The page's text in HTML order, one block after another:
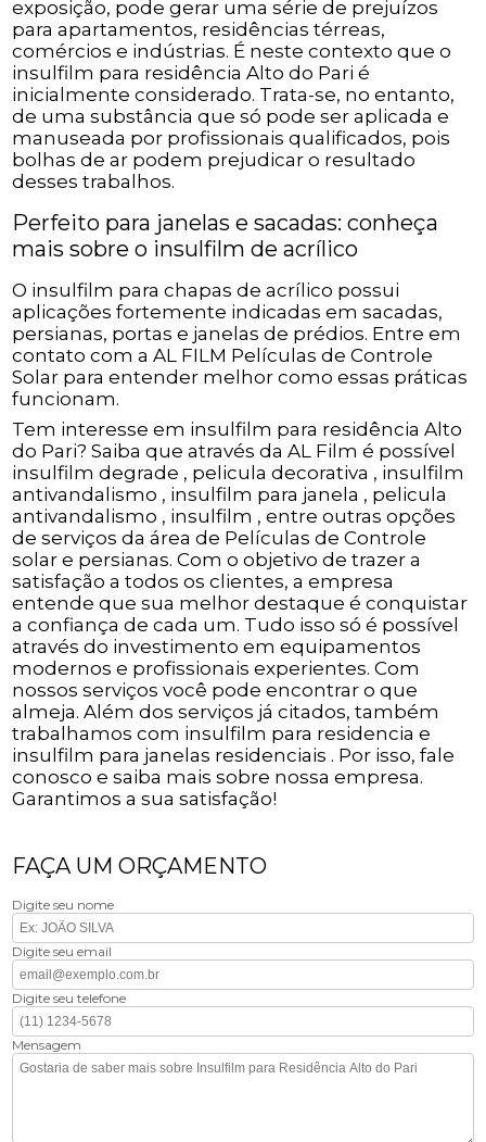
exposição, pode gerar uma série de prejuízos
para apartamentos, residências térreas,
comércios e indústrias. É neste contexto que o
insulfilm para residência Alto do Pari é
inicialmente considerado. Trata-se, no entanto,
de uma substância que só pode ser aplicada e
manuseada por profissionais qualificados, pois
bolhas de ar podem prejudicar o resultado
desses trabalhos.
Perfeito para janelas e sacadas: conheça
mais sobre o insulfilm de acrílico
O insulfilm para chapas de acrílico possui
aplicações fortemente indicadas em sacadas,
persianas, portas e janelas de prédios. Entre em
contato com a AL FILM Películas de Controle
Solar para entender melhor como essas práticas
funcionam.
Tem interesse em insulfilm para residência Alto
do Pari? Saiba que através da AL Film é possível
insulfilm degrade , pelicula decorativa , insulfilm
antivandalismo , insulfilm para janela , pelicula
antivandalismo , insulfilm , entre outras opções
de serviços da área de Películas de Controle
solar e persianas. Com o objetivo de trazer a
satisfação a todos os clientes, a empresa
entende que sua melhor destaque é conquistar
a confiança de cada um. Tudo isso só é possível
através do investimento em equipamentos
modernos e profissionais experientes. Com
nossos serviços você pode encontrar o que
almeja. Além dos serviços já citados, também
trabalhamos com insulfilm para residencia e
insulfilm para janelas residenciais . Por isso, fale
conosco e saiba mais sobre nossa empresa.
Garantimos a sua satisfação!
FAÇA UM ORÇAMENTO
Digite seu nome
Digite seu email
Digite seu telefone
Mensagem